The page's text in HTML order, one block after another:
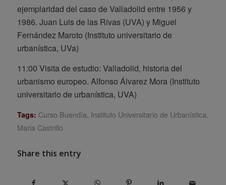
ejemplaridad del caso de Valladolid entre 1956 y
1986. Juan Luis de las Rivas (UVA) y Miguel
Fernández Maroto (Instituto universitario de
urbanística, UVa)
11:00 Visita de estudio: Valladolid, historia del
urbanismo europeo. Alfonso Álvarez Mora (Instituto
universitario de urbanística, UVA)
Tags: Curso Buendía Instituto Universitario de Urbanística
Maria Castrillo
Share this entry